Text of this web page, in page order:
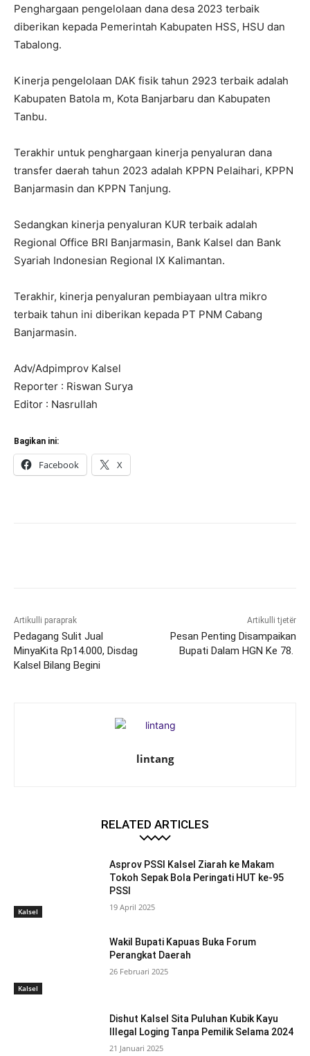
Penghargaan pengelolaan dana desa 2023 terbaik
diberikan kepada Pemerintah Kabupaten HSS, HSU dan
Tabalong.
Kinerja pengelolaan DAK fisik tahun 2923 terbaik adalah
Kabupaten Batola m, Kota Banjarbaru dan Kabupaten
Tanbu.
Terakhir untuk penghargaan kinerja penyaluran dana
transfer daerah tahun 2023 adalah KPPN Pelaihari, KPPN
Banjarmasin dan KPPN Tanjung.
Sedangkan kinerja penyaluran KUR terbaik adalah
Regional Office BRI Banjarmasin, Bank Kalsel dan Bank
Syariah Indonesian Regional IX Kalimantan.
Terakhir, kinerja penyaluran pembiayaan ultra mikro
terbaik tahun ini diberikan kepada PT PNM Cabang
Banjarmasin.
Adv/Adpimprov Kalsel
Reporter : Riswan Surya
Editor : Nasrullah
Bagikan ini:
Facebook X
Artikulli paraprak
Pedagang Sulit Jual
MinyaKita Rp14.000, Disdag
Kalsel Bilang Begini
Artikulli tjetër
Pesan Penting Disampaikan
Bupati Dalam HGN Ke 78.
lintang
RELATED ARTICLES
Kalsel
Asprov PSSI Kalsel Ziarah ke Makam
Tokoh Sepak Bola Peringati HUT ke-95
PSSI
19 April 2025
Kalsel
Wakil Bupati Kapuas Buka Forum
Perangkat Daerah
26 Februari 2025
Dishut Kalsel Sita Puluhan Kubik Kayu
Illegal Loging Tanpa Pemilik Selama 2024
21 Januari 2025